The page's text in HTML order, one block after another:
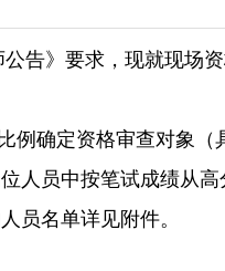
告》要求，现就现场
例确定资格审查对象
人员中按笔试成绩从
员名单详见附件。